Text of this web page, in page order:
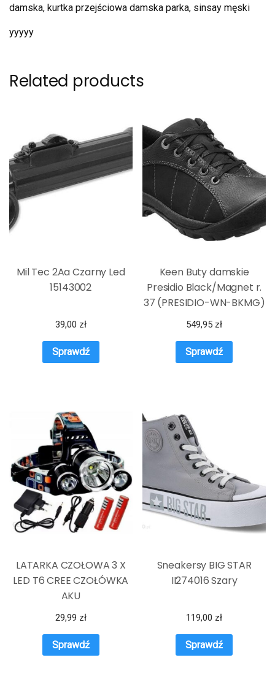
damska, kurtka przejściowa damska parka, sinsay męski
yyyyy
Related products
Mil Tec 2Aa Czarny Led
15143002
39,00 zł
Sprawdź
Keen Buty damskie
Presidio Black/Magnet r.
37 (PRESIDIO-WN-BKMG)
549,95 zł
Sprawdź
LATARKA CZOŁOWA 3 X
LED T6 CREE CZOŁÓWKA
AKU
29,99 zł
Sprawdź
Sneakersy BIG STAR
II274016 Szary
119,00 zł
Sprawdź